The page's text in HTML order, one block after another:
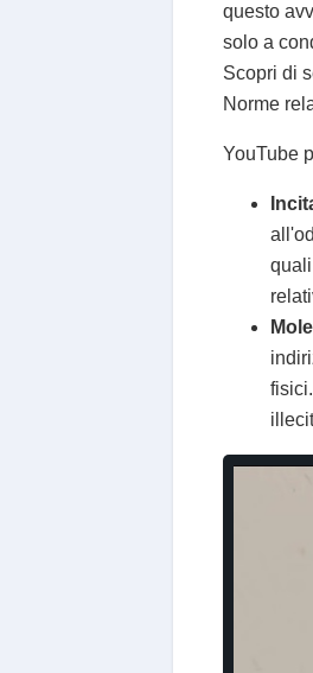
questo
solo a
Scopri di
Norme
YouTube